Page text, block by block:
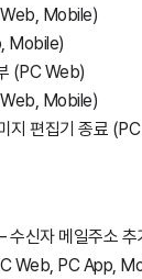
Mobile)
Mobile)
(PC Web)
Mobile)
지 편집기 종료
수신자 메일주소
Web, PC App,